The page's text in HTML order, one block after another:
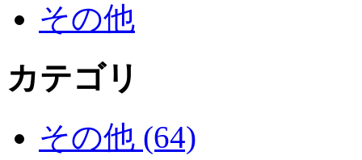
その他
カテゴリ
その他 (64)